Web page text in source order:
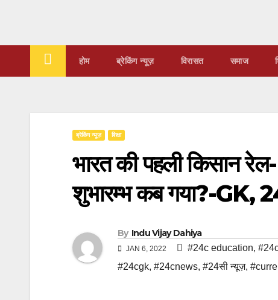
content
होम ब्रेकिंग न्यूज़ ‍‍विरासत समाज
ब्रेकिंग न्यूज़ शिक्षा
भारत की पहली किसान
शुभारम्भ कब गया?-GK,
By Indu Vijay Dahiya
JAN 6, 2022 #24c education,
#24cgk, #24cnews, #24सी न्यूज़,